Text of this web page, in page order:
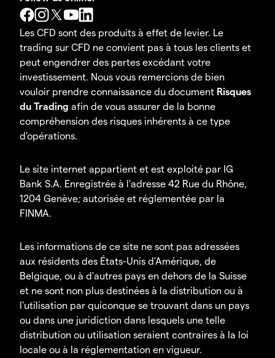
Les CFD sont des produits à effet de levier. Le
trading sur CFD ne convient pas à tous les clients et
peut engendrer des pertes excédant votre
investissement. Nous vous remercions de bien
vouloir prendre connaissance du document Risques
du Trading afin de vous assurer de la bonne
compréhension des risques inhérents à ce type
d'opérations.
Le site internet appartient et est exploité par IG
Bank S.A. Enregistrée à l'adresse 42 Rue du Rhône,
1204 Genève; autorisée et réglementée par la
FINMA.
Les informations de ce site ne sont pas adressées
aux résidents des États-Unis d'Amérique, de
Belgique, ou à d'autres pays en dehors de la Suisse
et ne sont non plus destinées à la distribution ou à
l'utilisation par quiconque se trouvant dans un pays
ou dans une juridiction dans lesquels une telle
distribution ou utilisation seraient contraires à la loi
locale ou à la réglementation en vigueur.